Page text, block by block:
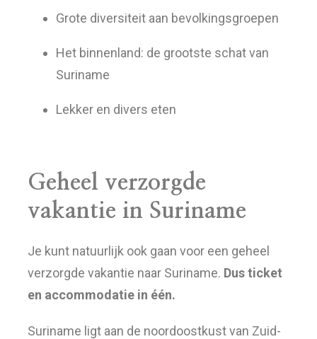
Grote diversiteit aan bevolkingsgroepen
Het binnenland: de grootste schat van
Suriname
Lekker en divers eten
Geheel verzorgde
vakantie in Suriname
Je kunt natuurlijk ook gaan voor een geheel
verzorgde vakantie naar Suriname. Dus ticket
en accommodatie in één.
Suriname ligt aan de noordoostkust van Zuid-